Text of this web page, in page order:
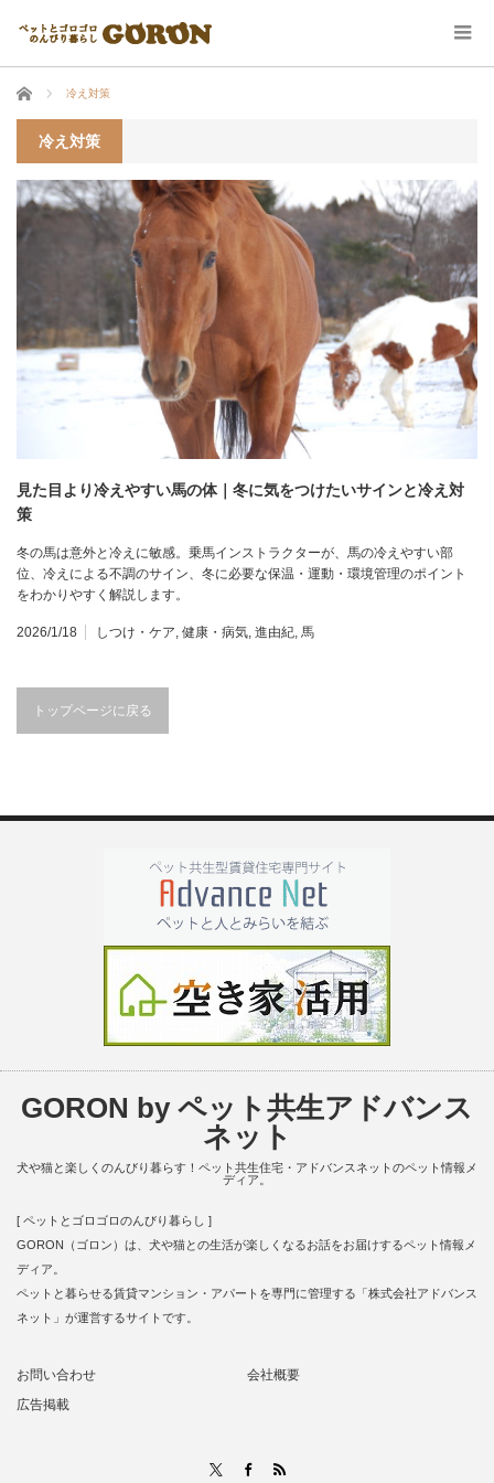
ホーム 冷え対策
冷え対策
見た目より冷えやすい馬の体｜冬に気をつけたいサインと冷え対
策
冬の馬は意外と冷えに敏感。乗馬インストラクターが、馬の冷えやすい部
位、冷えによる不調のサイン、冬に必要な保温・運動・環境管理のポイント
をわかりやすく解説します。
2026/1/18 しつけ・ケア, 健康・病気, 進由紀, 馬
トップページに戻る
GORON by ペット共生アドバンス
ネット
犬や猫と楽しくのんびり暮らす！ペット共生住宅・アドバンスネットのペット情報メ
ディア。
[ ペットとゴロゴロのんびり暮らし ]
GORON（ゴロン）は、犬や猫との生活が楽しくなるお話をお届けするペット情報メ
ディア。
ペットと暮らせる賃貸マンション・アパートを専門に管理する「株式会社アドバンス
ネット」が運営するサイトです。
お問い合わせ
会社概要
広告掲載
Facebook